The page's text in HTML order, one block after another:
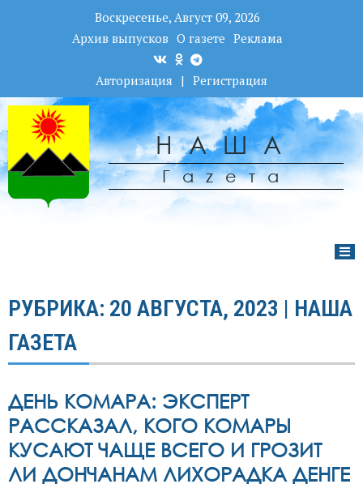
Воскресенье, Август 09, 2026
Архив выпусков О газете Реклама
Авторизация | Регистрация
НАША
Гаzета
РУБРИКА: 20 АВГУСТА, 2023 | НАША
ГАЗЕТА
ДЕНЬ КОМАРА: ЭКСПЕРТ
РАССКАЗАЛ, КОГО КОМАРЫ
КУСАЮТ ЧАЩЕ ВСЕГО И ГРОЗИТ
ЛИ ДОНЧАНАМ ЛИХОРАДКА ДЕНГЕ